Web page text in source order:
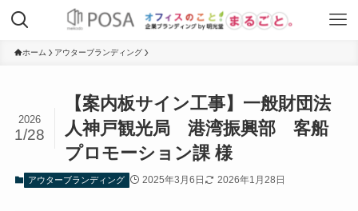
ホーム アウターブランディング
【案内板サイン工事】一般財団法
人神戸観光局 港湾振興部 客船
プロモーション課 様
2026
1/28
アウターブランディング 2025年3月6日 2026年1月28日